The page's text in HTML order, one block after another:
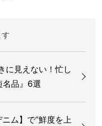
に見えない！忙し
名品』6選
ム】で“鮮度を上